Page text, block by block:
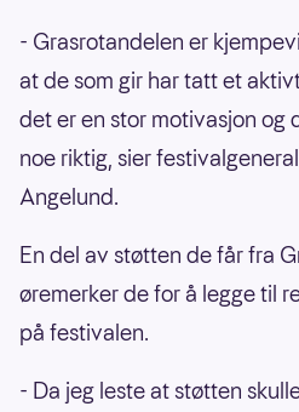
- Grasrotandelen er
at de som gir har tatt et
det er en stor motivasjon og
noe riktig, sier
Angelund.
En del av støtten de får fra
øremerker de for å legge til
på festivalen.
- Da jeg leste at støtten